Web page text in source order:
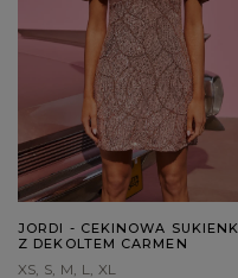
JORDI - CEKINOWA
Z DEKOLTEM CARMEN
XS S M L XL